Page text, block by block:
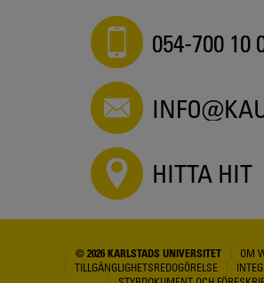
054-700 10
HITTA HIT
© 2026 KARLSTADS UNIVERSITET
OM
TILLGÄNGLIGHETSREDOGÖRELSE